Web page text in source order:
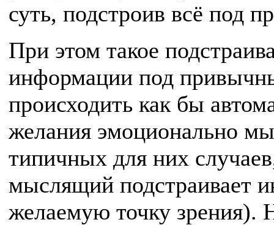
суть, подстроив всё под
При этом такое
информации под
происходить как бы
желания эмоционально
типичных для них
мыслящий подстраивает
желаемую точку зрения).